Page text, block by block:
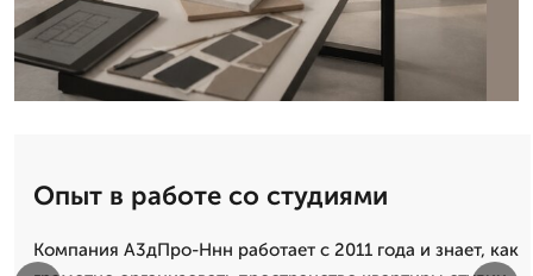
Опыт в работе со студиями
Компания А3дПро-Ннн работает с 2011 года и знает, как